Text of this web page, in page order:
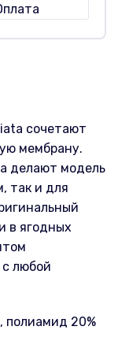
сочетают
мембрану.
делают модель
так и для
в ягодных
любой
полиамид 20%